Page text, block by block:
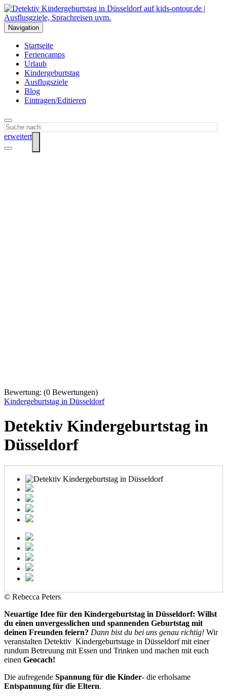
Navigation
Startseite
Feriencamps
Urlaub
Kindergeburtstag
Ausflugsziele
Blog
Eintragen/Editieren
erweitert
Bewertung: (0 Bewertungen)
Kindergeburtstag in Düsseldorf
Detektiv Kindergeburtstag in
Düsseldorf
© Rebecca Peters
Neuartige Idee für den Kindergeburtstag in Düsseldorf: Willst
du einen unvergesslichen und spannenden Geburtstag mit
deinen Freunden feiern? Dann bist du bei uns genau richtig! Wir
veranstalten Detektiv Kindergeburtstage in Düsseldorf mit einer
rundum Betreuung mit Essen und Trinken und machen mit euch
einen Geocach!
Die aufregende Spannung für die Kinder- die erholsame
Entspannung für die Eltern.